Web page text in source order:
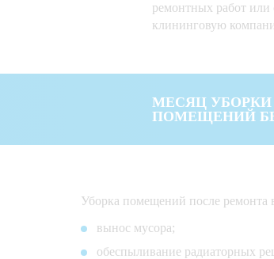
ремонтных работ или
клининговую
МЕСЯЦ
ПОМЕЩЕНИЙ
Уборка помещений после ремонта
вынос мусора;
обеспыливание радиаторных